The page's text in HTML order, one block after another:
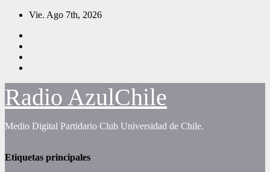
Saltar
contenido
Vie. Ago 7th, 2026
Radio AzulChile
Medio Digital Partidario Club Universidad de Chile.
Etiquetas principales